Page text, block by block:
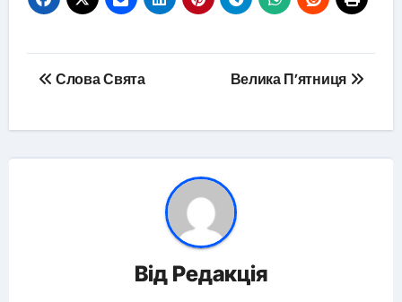
Навігація
Слова Свята Велика П’ятниця
Від Редакція